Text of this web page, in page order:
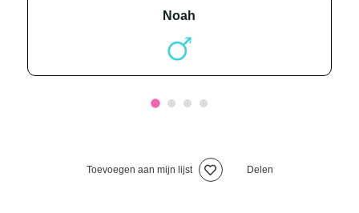
noah
Toevoegen aan mijn lijst Delen